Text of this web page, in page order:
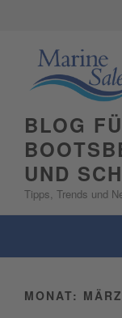
BLOG
UND
Tipps, Trends und
MONAT: